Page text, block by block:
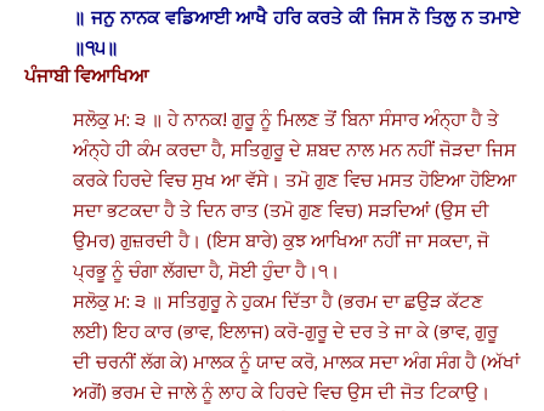
॥ ਜਨੁ ਨਾਨਕ ਵਡਿਆਈ ਆਖੈ ਹਰਿ ਕਰਤੇ ਕੀ ਜਿਸ ਨੋ ਤਿਲੁ ਨ ਤਮਾਏ
॥੧੫॥
ਪੰਜਾਬੀ ਵਿਆਖਿਆ
ਸਲੋਕੁ ਮ: ੩ ॥ ਹੇ ਨਾਨਕ! ਗੁਰੂ ਨੂੰ ਮਿਲਣ ਤੋਂ ਬਿਨਾ ਸੰਸਾਰ ਅੰਨ੍ਹਾ ਹੈ ਤੇ
ਅੰਨ੍ਹੇ ਹੀ ਕੰਮ ਕਰਦਾ ਹੈ, ਸਤਿਗੁਰੂ ਦੇ ਸ਼ਬਦ ਨਾਲ ਮਨ ਨਹੀਂ ਜੋੜਦਾ ਜਿਸ
ਕਰਕੇ ਹਿਰਦੇ ਵਿਚ ਸੁਖ ਆ ਵੱਸੇ। ਤਮੋ ਗੁਣ ਵਿਚ ਮਸਤ ਹੋਇਆ ਹੋਇਆ
ਸਦਾ ਭਟਕਦਾ ਹੈ ਤੇ ਦਿਨ ਰਾਤ (ਤਮੋ ਗੁਣ ਵਿਚ) ਸੜਦਿਆਂ (ਉਸ ਦੀ
ਉਮਰ) ਗੁਜ਼ਰਦੀ ਹੈ। (ਇਸ ਬਾਰੇ) ਕੁਝ ਆਖਿਆ ਨਹੀਂ ਜਾ ਸਕਦਾ, ਜੋ
ਪ੍ਰਭੂ ਨੂੰ ਚੰਗਾ ਲੱਗਦਾ ਹੈ, ਸੋਈ ਹੁੰਦਾ ਹੈ।੧।
ਸਲੋਕੁ ਮ: ੩ ॥ ਸਤਿਗੁਰੂ ਨੇ ਹੁਕਮ ਦਿੱਤਾ ਹੈ (ਭਰਮ ਦਾ ਛਉੜ ਕੱਟਣ
ਲਈ) ਇਹ ਕਾਰ (ਭਾਵ, ਇਲਾਜ) ਕਰੋ-ਗੁਰੂ ਦੇ ਦਰ ਤੇ ਜਾ ਕੇ (ਭਾਵ, ਗੁਰੂ
ਦੀ ਚਰਨੀਂ ਲੱਗ ਕੇ) ਮਾਲਕ ਨੂੰ ਯਾਦ ਕਰੋ, ਮਾਲਕ ਸਦਾ ਅੰਗ ਸੰਗ ਹੈ (ਅੱਖਾਂ
ਅਗੋਂ) ਭਰਮ ਦੇ ਜਾਲੇ ਨੂੰ ਲਾਹ ਕੇ ਹਿਰਦੇ ਵਿਚ ਉਸ ਦੀ ਜੋਤ ਟਿਕਾਉ।